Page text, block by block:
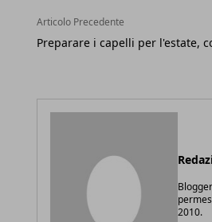
Articolo Precedente
Preparare i capelli per l'estate,
2010.